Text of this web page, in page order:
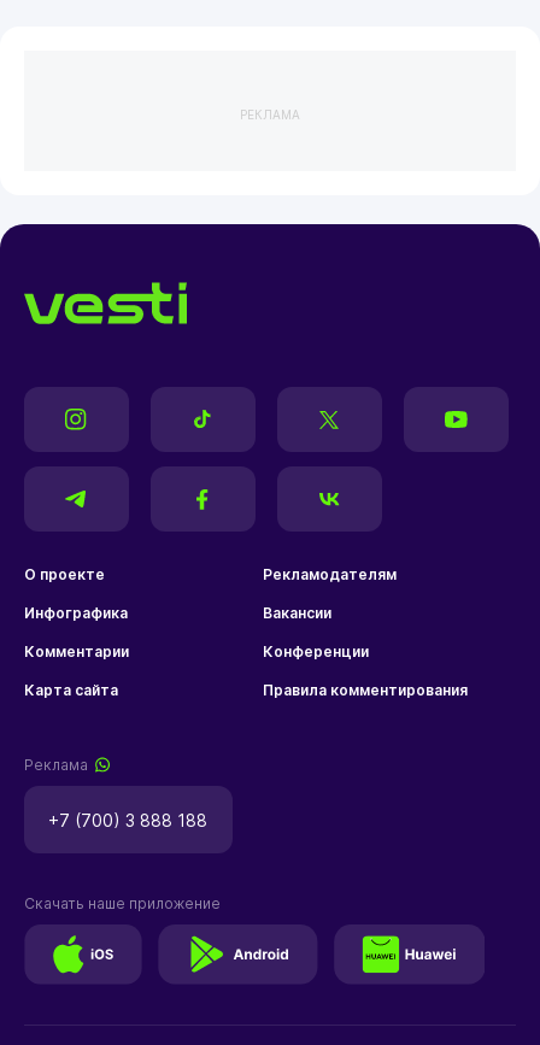
РЕКЛАМА
О проекте Рекламодателям
Инфографика Вакансии
Комментарии Конференции
Карта сайта Правила комментирования
Реклама
+7 (700) 3 888 188
Скачать наше приложение